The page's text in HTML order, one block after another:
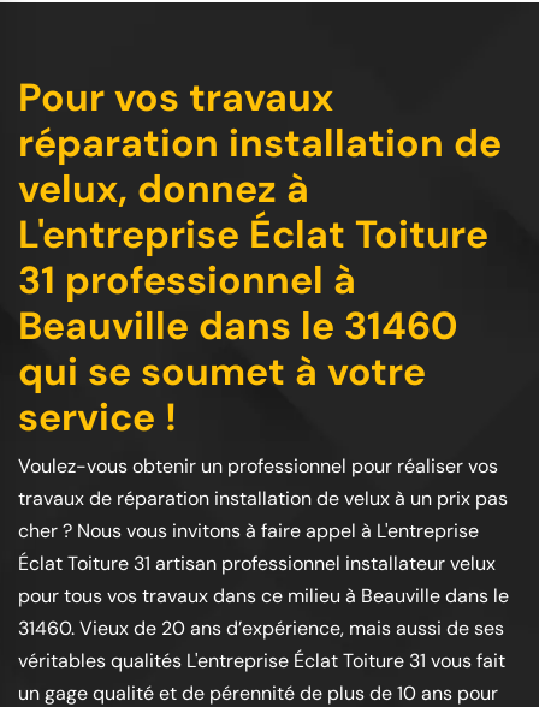
Pour vos travaux
réparation installation de
velux, donnez à
L'entreprise Éclat Toiture
31 professionnel à
Beauville dans le 31460
qui se soumet à votre
service !
Voulez-vous obtenir un professionnel pour réaliser vos
travaux de réparation installation de velux à un prix pas
cher ? Nous vous invitons à faire appel à L'entreprise
Éclat Toiture 31 artisan professionnel installateur velux
pour tous vos travaux dans ce milieu à Beauville dans le
31460. Vieux de 20 ans d’expérience, mais aussi de ses
véritables qualités L'entreprise Éclat Toiture 31 vous fait
un gage qualité et de pérennité de plus de 10 ans pour